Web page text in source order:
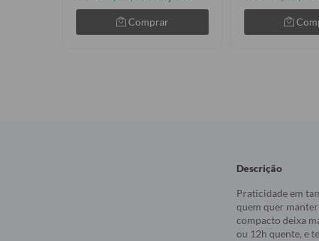
Comprar
Descrição
Praticidade em
quem quer
compacto deixa
ou 12h quente, e